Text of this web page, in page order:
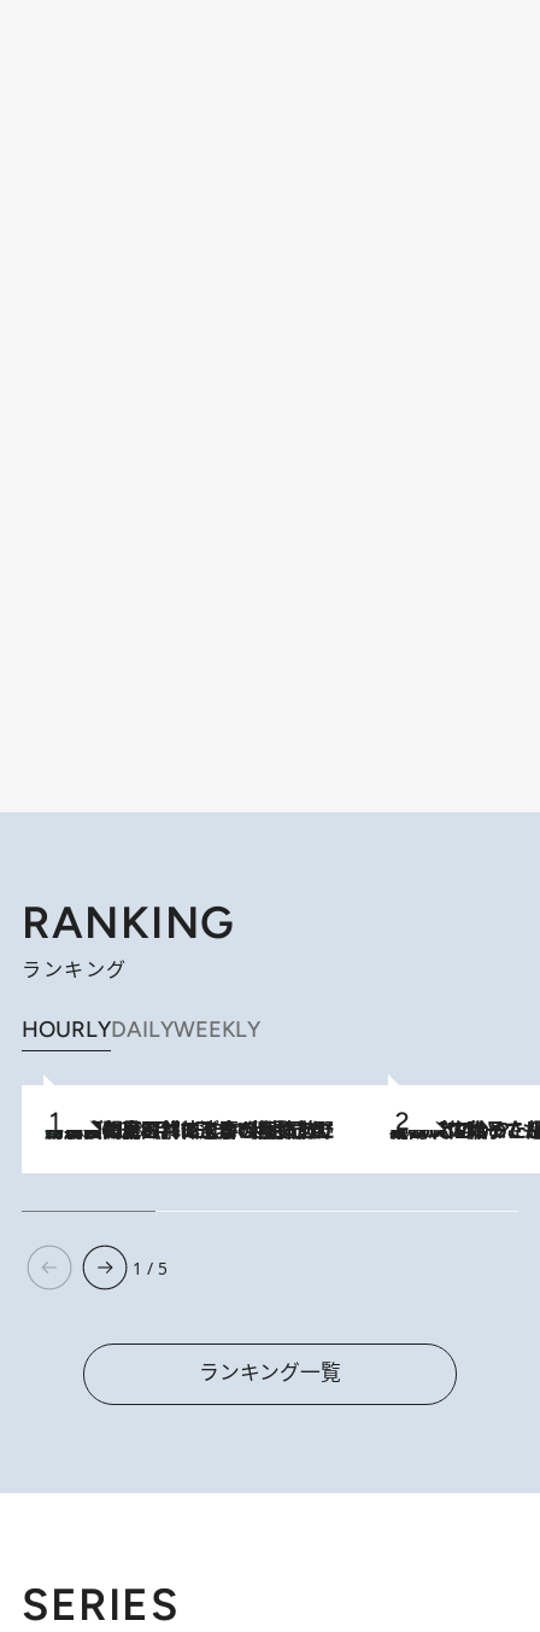
RANKING
ランキング
HOURLYDAILYWEEKLY
2026.8.8
「最後に見られてよかった」上野動物園の東園パンダ舎が解体前に特別公開。8月16日まで延長されたパネル展と共に辿る“半世紀”のパンダ飼育《解体工事の図面あり》 2026.8.5
【阿川佐和子さんの年とる力】なぜ70代で始めた趣味は“こんなに楽しい”のか？ ピアノ、俳句…スランプに陥っても続けられる“ある秘訣”とは
1 / 5
ランキング一覧
SERIES